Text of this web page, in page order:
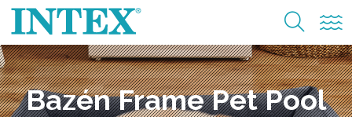
Bazén Frame Pet Pool